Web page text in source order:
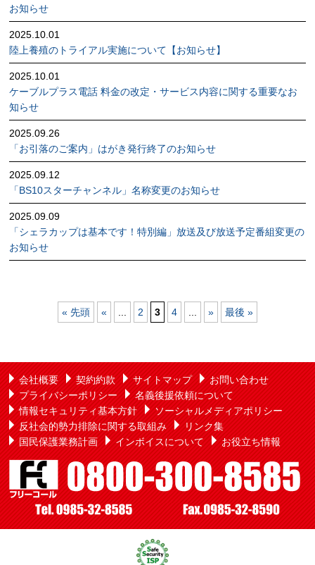
お知らせ
2025.10.01
陸上養殖のトライアル実施について【お知らせ】
2025.10.01
ケーブルプラス電話 料金の改定・サービス内容に関する重要なお
知らせ
2025.09.26
「お引落のご案内」はがき発行終了のお知らせ
2025.09.12
「BS10スターチャンネル」名称変更のお知らせ
2025.09.09
「シェラカップは基本です！特別編」放送及び放送予定番組変更の
お知らせ
« 先頭 « ... 2 3 4 ... » 最後 »
会社概要 契約約款 サイトマップ
お問い合わせ
プライバシーポリシー
名義後援依頼について
情報セキュリティ基本方針
ソーシャルメディアポリシー
反社会的勢力排除に関する取組み
リンク集
国民保護業務計画
インボイスについて お役立ち情報